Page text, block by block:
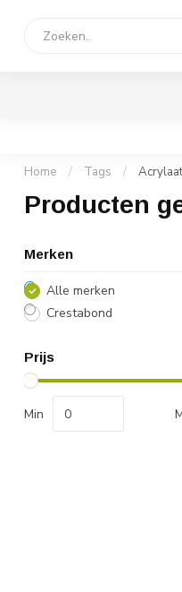
Home / Tags / Acrylaat
Producten
Merken
Alle merken
Crestabond
Prijs
Min